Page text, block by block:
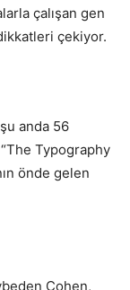
çalışan gen
çekiyor.
anda 56
Typography
önde gelen
Cohen,